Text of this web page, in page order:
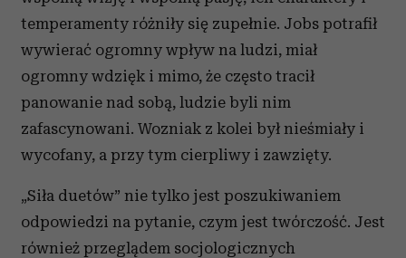
temperamenty różniły się zupełnie. Jobs potrafił
wywierać ogromny wpływ na ludzi, miał
ogromny wdzięk i mimo, że często tracił
panowanie nad sobą, ludzie byli nim
zafascynowani. Wozniak z kolei był nieśmiały i
wycofany, a przy tym cierpliwy i zawzięty.
„Siła duetów” nie tylko jest poszukiwaniem
odpowiedzi na pytanie, czym jest twórczość. Jest
również przeglądem socjologicznych